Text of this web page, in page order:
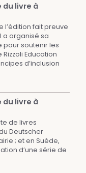
livre à
l’édition fait preuve
a organisé sa
pour soutenir les
Education
d’inclusion
livre à
de livres
Deutscher
; et en Suède,
d’une série de